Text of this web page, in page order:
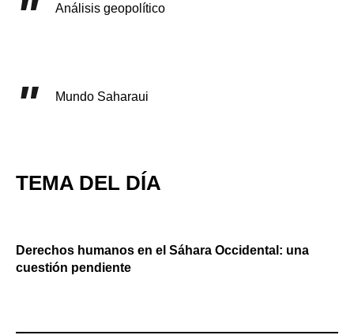
Análisis geopolítico
Mundo Saharaui
TEMA DEL DÍA
Derechos humanos en el Sáhara Occidental: una
cuestión pendiente